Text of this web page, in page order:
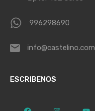
996298690
info@castelino.com
ESCRIBENOS